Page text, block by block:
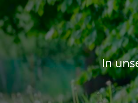
In